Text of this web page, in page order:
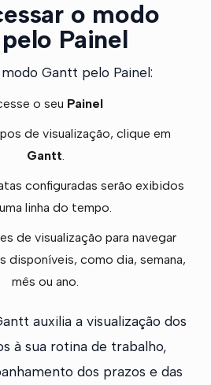
o modo
Painel
Gantt pelo Painel:
o seu Painel
de visualização, clique em
Gantt.
configuradas serão exibidos
linha do tempo.
de visualização para navegar
disponíveis, como dia, semana,
mês ou ano.
auxilia a visualização dos
à sua rotina de trabalho,
dos prazos e das